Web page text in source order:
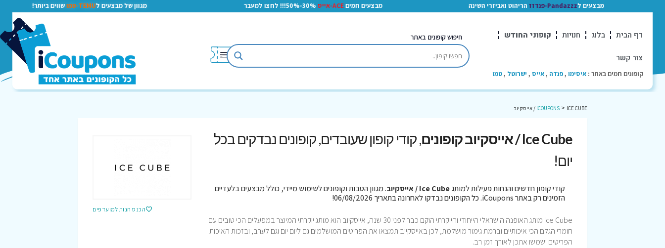
מבצעים לPandazzz-פנדזז הריהוט ואביזרי השינה מבצעים חמיםACE-אייס 30%-50%!!! לחצו למעבר מגוון של מבצעים לTEMU-טמו שווים ביותר!
דף הבית בלוג חנויות קופוני החודש
צור קשר
קופונים חמים באתר : איסימו ,פנדה ,אייס , ישרוטל ,טמו
חיפוש קופונים באתר
ICOUPONS > ICE CUBE / אייסקיוב
הכנס חנות למועדפים
Ice Cube / אייסקיוב קופונים
, קודי קופון שעובדים, קופונים נבדקים בכל
יום!
קודי קופון חדשים והנחות פעילות למותגIce Cube / אייסקיוב
. מגוון הטבות וקופונים לשימוש מיידי, כולל מבצעים בלעדיים
הזמינים רק באתר iCoupons. כל הקופונים נבדקו לאחרונה בתאריך 06/08/2026!
Ice Cube מותג האופנה הישראלי הייחודי והיוקרתי הוקם כבר לפני 30 שנה, אייסקיוב הוא מותג יוקרתי המיוצר במפעלים הכי טובים עם
חומרי הגלם הכי איכותיים וברמת גימור מושלמת, לכן באייסקיוב תמצאו את הפריטים המושלמים גם ליום יום וגם לערב, ובזכות האיכות
הפריטים ישמשו אתכן לאורך זמן רב.